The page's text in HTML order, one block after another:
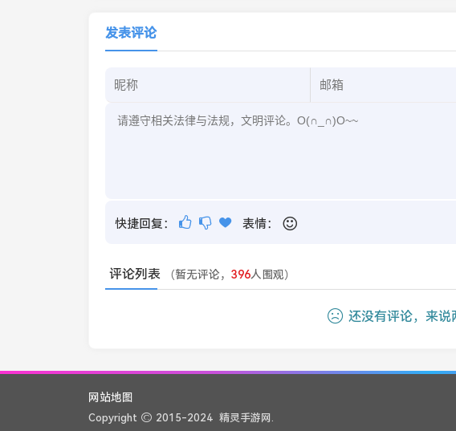
发表评论
快捷回复： 表情：
评论列表 （暂无评论， 396人围观）
还没有评论，来说
网站地图
Copyright 2015-2024 精灵手游网.